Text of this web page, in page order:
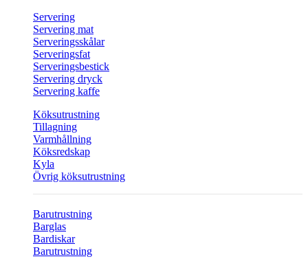
Servering
Servering mat
Serveringsskålar
Serveringsfat
Serveringsbestick
Servering dryck
Servering kaffe
Köksutrustning
Tillagning
Varmhållning
Köksredskap
Kyla
Övrig köksutrustning
Barutrustning
Barglas
Bardiskar
Barutrustning